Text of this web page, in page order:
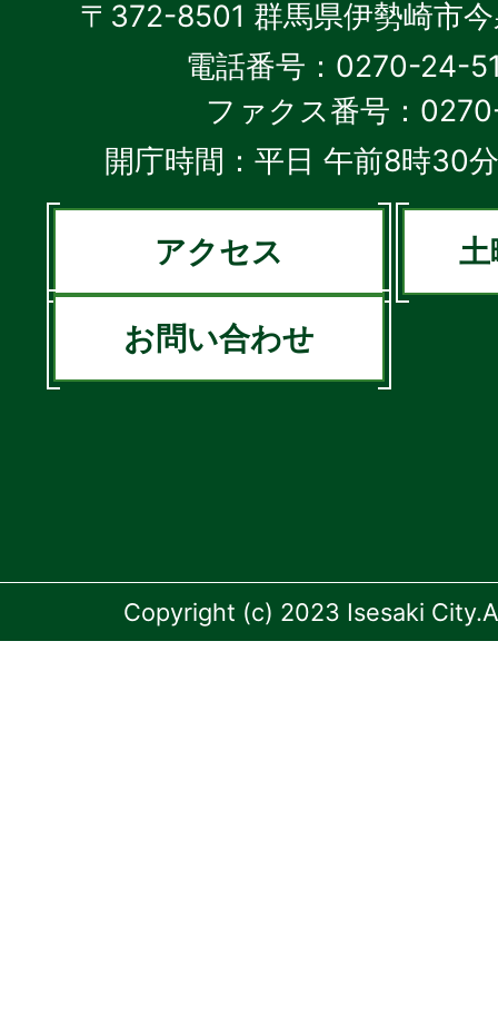
〒372-8501 群馬県伊勢崎市
電話番号：0270-24-
ファクス番号：
開庁時間：平日 午前8時30
アクセス 土
お問い合わせ
Copyright (c) 2023 Isesaki